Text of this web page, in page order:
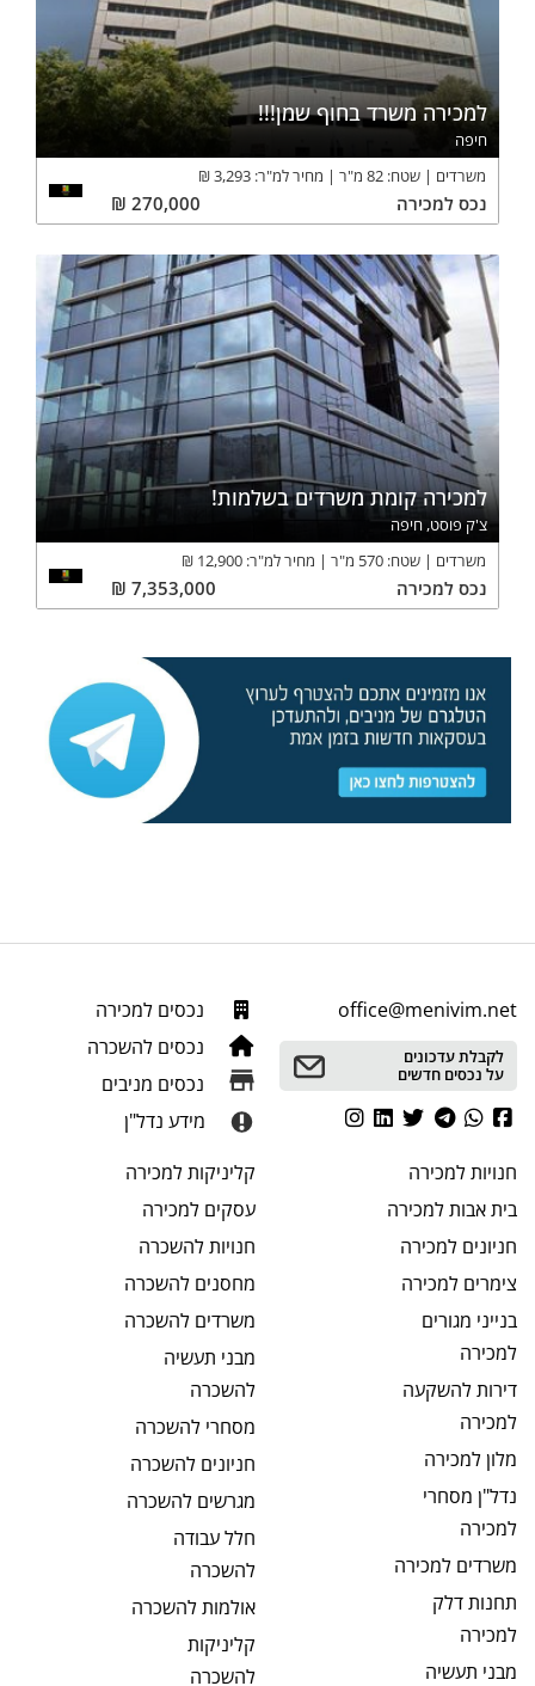
למכירה משרד בחוף שמן!!!
חיפה
משרדים
שטח: 82 מ"ר מחיר למ"ר: 3,293
₪
נכס למכירה 270,000
₪
למכירה קומת משרדים בשלמות!
צ'ק פוסט, חיפה
משרדים
שטח: 570 מ"ר מחיר למ"ר: 12,900
₪
נכס למכירה 7,353,000
₪
office@menivim.net
לקבלת עדכונים
על נכסים חדשים
נכסים למכירה
נכסים להשכרה
נכסים מניבים
מידע נדל"ן
חנויותלמכירה
בית אבותלמכירה
חניונים למכירה
צימרים למכירה
בנייני מגורים
למכירה
דירות להשקעה
למכירה
מלון למכירה
נדל"ן מסחרי
למכירה
משרדים למכירה
תחנות דלק
למכירה
מבני תעשיה
קליניקותלמכירה
עסקים למכירה
חנויותלהשכרה
מחסנים להשכרה
משרדים להשכרה
מבני תעשיה
להשכרה
מסחרי להשכרה
חניונים להשכרה
מגרשים להשכרה
חלל עבודה
להשכרה
אולמותלהשכרה
קליניקות
להשכרה